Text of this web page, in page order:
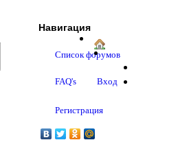
Навигация
Список форумов
FAQ's Вход
Регистрация